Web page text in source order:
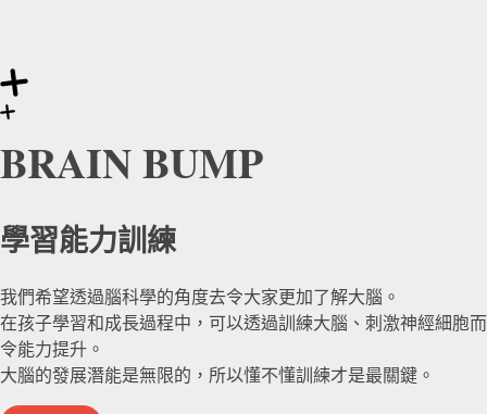
BRAIN BUMP
學習能力訓練
我們希望透過腦科學的角度去令大家更加了解大腦。
在孩子學習和成長過程中，可以透過訓練大腦、刺激神經細胞而
令能力提升。
大腦的發展潛能是無限的，所以懂不懂訓練才是最關鍵。